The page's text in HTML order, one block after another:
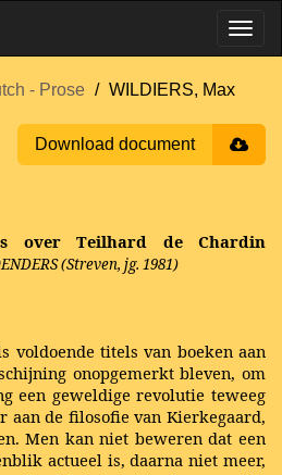
- Prose WILDIERS, Max
Download document
over Teilhard de Chardin
(Streven, jg. 1981)
voldoende titels van boeken aan
onopgemerkt bleven, om
een geweldige revolutie teweeg
aan de filosofie van Kierkegaard,
Men kan niet beweren dat een
actueel is, daarna niet meer,